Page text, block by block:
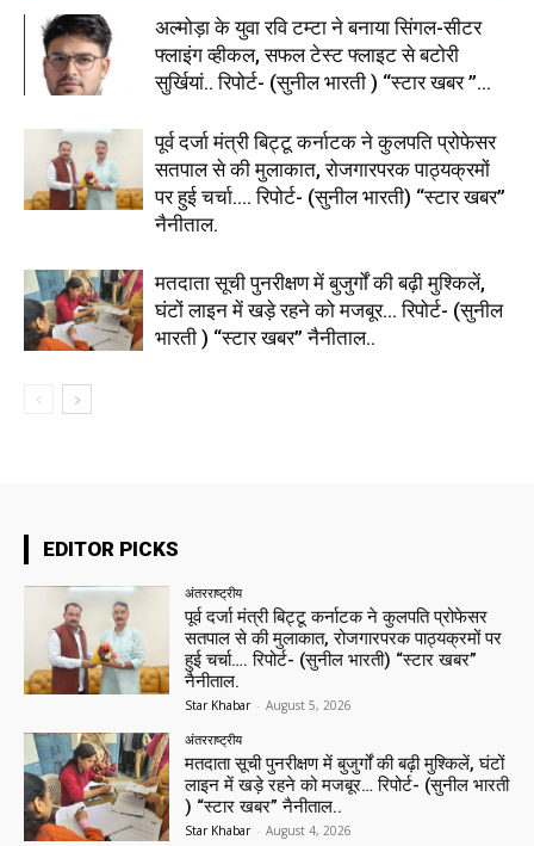
अल्मोड़ा के युवा रवि टम्टा ने बनाया सिंगल-सीटर
फ्लाइंग व्हीकल, सफल टेस्ट फ्लाइट से बटोरी
सुर्खियां.. रिपोर्ट- (सुनील भारती ) “स्टार खबर ”...
पूर्व दर्जा मंत्री बिट्टू कर्नाटक ने कुलपति प्रोफेसर
सतपाल से की मुलाकात, रोजगारपरक पाठ्यक्रमों
पर हुई चर्चा…. रिपोर्ट- (सुनील भारती) “स्टार खबर”
नैनीताल.
मतदाता सूची पुनरीक्षण में बुजुर्गों की बढ़ी मुश्किलें,
घंटों लाइन में खड़े रहने को मजबूर… रिपोर्ट- (सुनील
भारती ) “स्टार खबर” नैनीताल..
EDITOR PICKS
अंतरराष्ट्रीय
पूर्व दर्जा मंत्री बिट्टू कर्नाटक ने कुलपति प्रोफेसर
सतपाल से की मुलाकात, रोजगारपरक पाठ्यक्रमों पर
हुई चर्चा…. रिपोर्ट- (सुनील भारती) “स्टार खबर”
नैनीताल.
Star Khabar - August 5, 2026
अंतरराष्ट्रीय
मतदाता सूची पुनरीक्षण में बुजुर्गों की बढ़ी मुश्किलें, घंटों
लाइन में खड़े रहने को मजबूर… रिपोर्ट- (सुनील भारती
) “स्टार खबर” नैनीताल..
Star Khabar - August 4, 2026